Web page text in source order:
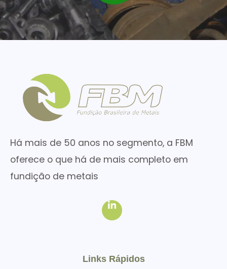
Há mais de 50 anos no segmento, a FBM
oferece o que há de mais completo em
fundição de metais
Links Rápidos